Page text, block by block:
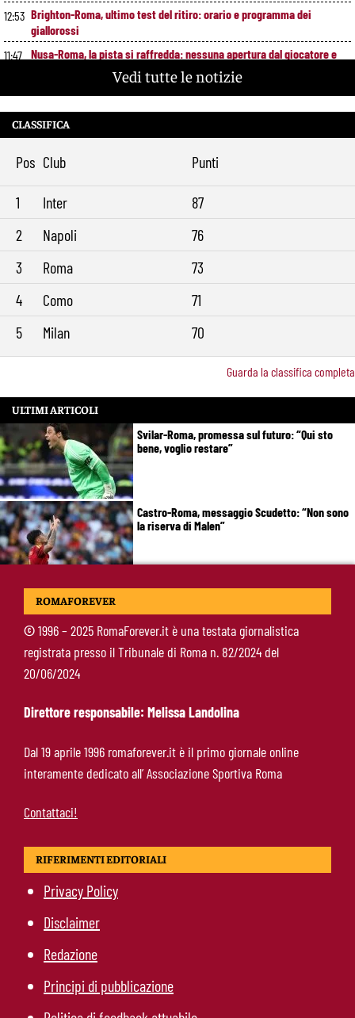
12:53 Brighton-Roma, ultimo test del ritiro: orario e programma dei
giallorossi
11:47 Nusa-Roma, la pista si raffredda: nessuna apertura dal giocatore e
10:41 Alberto De Rossi nuovo presidente dell’Ostiamare: riparte dal club del
figlio Daniele
9:29
Pellegrini resta alla Roma: rinnovo di un anno e ingaggio dimezzato
Vedi tutte le notizie
CLASSIFICA
Pos Club Punti
1 Inter
87
2
Napoli
76
3
Roma
73
4
Como
71
5
Milan 70
Guarda la classifica completa
ULTIMI ARTICOLI
Svilar-Roma, promessa sul futuro: “Qui sto
bene, voglio restare”
Castro-Roma, messaggio Scudetto: “Non sono
la riserva di Malen”
Fofana-Roma, prima offerta respinta: il Lione
Ziolkowski-Roma, scelta di campo: “Penso
soltanto ai giallorossi”
ROMAFOREVER
©1996 – 2025 RomaForever.it è una testata giornalistica
registrata presso il Tribunale di Roma n. 82/2024 del
20/06/2024
Direttore responsabile: Melissa Landolina
Dal 19 aprile 1996 romaforever.it è il primo giornale online
interamente dedicato all’ Associazione Sportiva Roma
Contattaci!
RIFERIMENTI EDITORIALI
Privacy Policy
Disclaimer
Redazione
Principi di pubblicazione